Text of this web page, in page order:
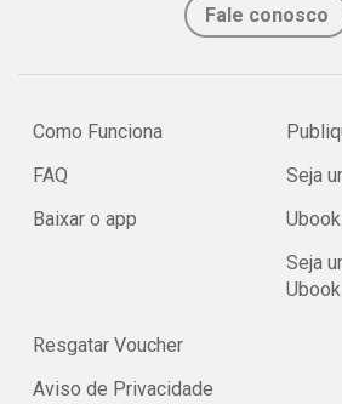
Fale conosco
Como Funciona
FAQ
Baixar o app
Seja
Seja
Ubook
Resgatar Voucher
Aviso de Privacidade